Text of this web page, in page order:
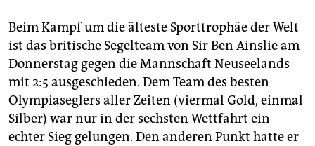
unterstützen
abo
genossenschaft
epaper login
Beim Kampf um die älteste Sporttrophäe der Welt
ist das britische Segelteam von Sir Ben Ainslie am
Donnerstag gegen die Mannschaft Neuseelands
mit 2:5 ausgeschieden. Dem Team des besten
Olympiaseglers aller Zeiten (viermal Gold, einmal
Silber) war nur in der sechsten Wettfahrt ein
echter Sieg gelungen. Den anderen Punkt hatte er